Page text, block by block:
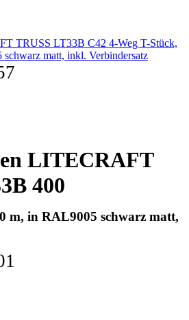
TRUSS LT33B C42 4-Weg T-Stück,
matt, inkl. Verbindersatz
LITECRAFT
400
m, in RAL9005 schwarz matt,